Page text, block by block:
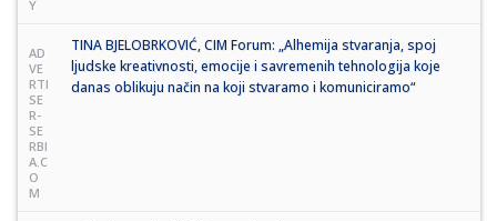
Y
AD
VE
RTI
SE
R-
SE
RBI
A.C
O
M
TINA BJELOBRKOVIĆ, CIM Forum: „Alhemija stvaranja, spoj
ljudske kreativnosti, emocije i savremenih tehnologija koje
danas oblikuju način na koji stvaramo i komuniciramo“